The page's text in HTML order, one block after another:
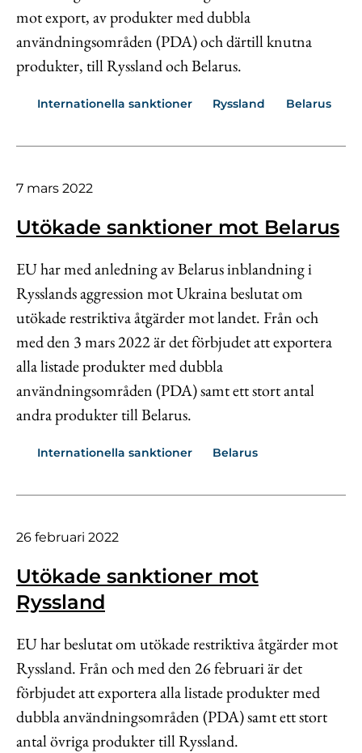
mot export, av produkter med dubbla
användningsområden (PDA) och därtill knutna
produkter, till Ryssland och Belarus.
Internationella sanktioner Ryssland Belarus
7 mars 2022
Utökade sanktioner mot Belarus
EU har med anledning av Belarus inblandning i
Rysslands aggression mot Ukraina beslutat om
utökade restriktiva åtgärder mot landet. Från och
med den 3 mars 2022 är det förbjudet att exportera
alla listade produkter med dubbla
användningsområden (PDA) samt ett stort antal
andra produkter till Belarus.
Internationella sanktioner Belarus
26 februari 2022
Utökade sanktioner mot
Ryssland
EU har beslutat om utökade restriktiva åtgärder mot
Ryssland. Från och med den 26 februari är det
förbjudet att exportera alla listade produkter med
dubbla användningsområden (PDA) samt ett stort
antal övriga produkter till Ryssland.